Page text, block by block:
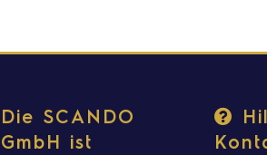
Die SCANDO
GmbH ist